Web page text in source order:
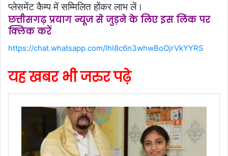
प्लेसमेंट कैम्प में सम्मिलित होंकर लाभ लें।
छत्तीसगढ़ प्रयाग न्यूज से जुड़ने के लिए इस लिंक पर
क्लिक करें
https://chat.whatsapp.com/Ihl8c6n3whwBoOjrVkYYRS
यह खबर भी जरुर पढ़े